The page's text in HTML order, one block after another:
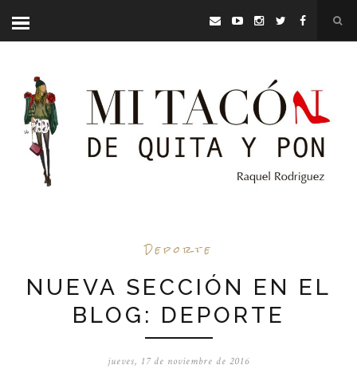
Deporte
NUEVA SECCIÓN EN EL
BLOG: DEPORTE
jueves, 17 de noviembre de 2016